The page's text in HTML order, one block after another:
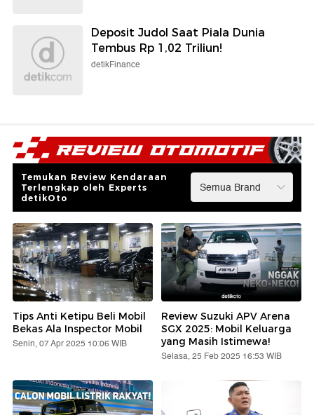
Deposit Judol Saat Piala Dunia
Tembus Rp 1,02 Triliun!
detikFinance
Temukan Review Kendaraan
Terlengkap oleh Experts
detikOto
Tips Anti Ketipu Beli Mobil
Bekas Ala Inspector Mobil
Senin, 07 Apr 2025 10:06 WIB
Review Suzuki APV Arena
SGX 2025: Mobil Keluarga
yang Masih Istimewa!
Selasa, 25 Feb 2025 16:53 WIB